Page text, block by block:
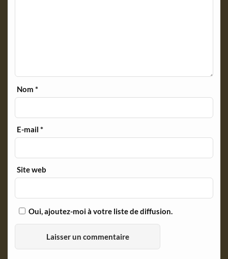
Nom*
E-mail*
Site web
Oui, ajoutez-moi à votre liste de diffusion.